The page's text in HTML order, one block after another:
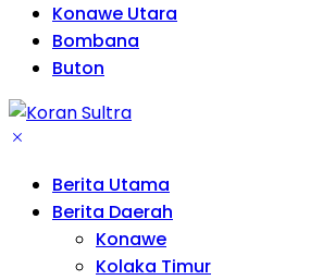
Konawe Utara
Bombana
Buton
Berita Utama
Berita Daerah
Konawe
Kolaka Timur